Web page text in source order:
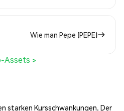
Wie man Pepe (PEPE)
Assets >
starken Kursschwankungen. Der